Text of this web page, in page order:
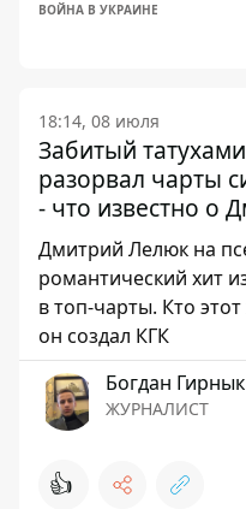
ВОЙНА В УКРАИНЕ
18:14, 08 июля
Забитый
разорвал чарты
- что известно о
Дмитрий Лелюк на
романтический хит
в топ-чарты. Кто
он создал КГК
Богдан Гирнык
ЖУРНАЛИСТ
👍